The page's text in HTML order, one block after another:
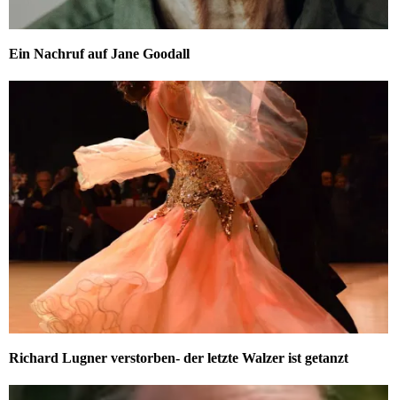
Ein Nachruf auf Jane Goodall
Richard Lugner verstorben- der letzte Walzer ist getanzt